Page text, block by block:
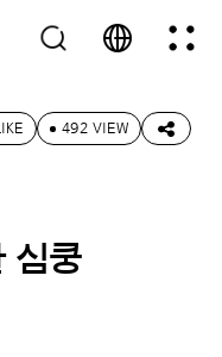
492 VIEW
심쿵